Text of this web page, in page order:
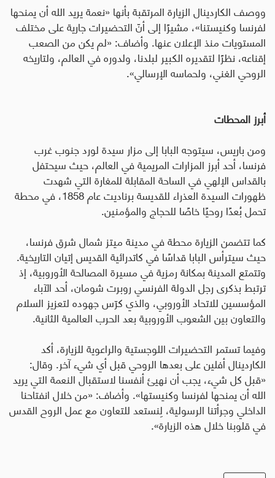
ووصف الكاردينال الزيارة المرتقبة بأنها «نعمة يريد الله أن يمنحها
لفرنسا وكنيستنا»، مشيرًا إلى أنّ التحضيرات جارية على مختلف
المستويات منذ الإعلان عنها. وأضاف: «لم يكن من الصعب
إقناعه، نظرًا لتقديره الكبير لبلدنا، ولدوره في العالم، ولتاريخه
الروحي الغني، ولحماسه الإرسالي».
أبرز المحطات
ومن باريس، سيتوجه البابا إلى مزار سيدة لورد جنوب غرب
فرنسا، أحد أبرز المزارات المريمية في العالم، حيث سيحتفل
بالقداس الإلهي في الساحة المقابلة للمغارة التي شهدت
ظهورات السيدة العذراء للقديسة برناديت عام 1858، في محطة
تحمل بُعدًا روحيًا خاصًا للحجاج والمؤمنين.
كما تتضمن الزيارة محطة في مدينة ميتز شمال شرق فرنسا،
حيث سيترأس البابا قداسًا في كاتدرائية القديس إتيان التاريخية.
وتتمتع المدينة بمكانة رمزية في مسيرة المصالحة الأوروبية، إذ
ترتبط بذكرى رجل الدولة الفرنسي روبرت شومان، أحد الآباء
المؤسسين للاتحاد الأوروبي، والذي كرّس جهوده لتعزيز السلام
والتعاون بين الشعوب الأوروبية بعد الحرب العالمية الثانية.
وفيما تستمر التحضيرات اللوجستية والراعوية للزيارة، أكد
الكاردينال أفلين على بعدها الروحي قبل أي شيء آخر. وقال:
«قبل كل شيء، يجب أن نهيئ أنفسنا لاستقبال النعمة التي يريد
الله أن يمنحها لفرنسا وكنيستها». وأضاف: «من خلال انفتاحنا
الداخلي وجرأتنا الرسولية، لِنستعد للتعاون مع عمل الروح القدس
في قلوبنا خلال هذه الزيارة».